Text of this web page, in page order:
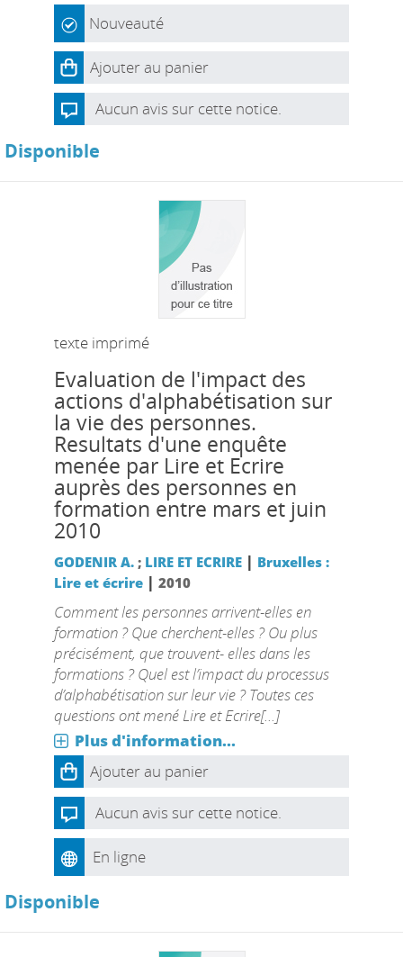
Nouveauté
Ajouter au panier
Aucun avis sur cette notice.
Disponible
texte imprimé
Evaluation de l'impact des
actions d'alphabétisation sur
la vie des personnes.
Resultats d'une enquête
menée par Lire et Ecrire
auprès des personnes en
formation entre mars et juin
2010
GODENIR A.; LIRE ET ECRIRE | Bruxelles :
Lire et écrire| 2010
Comment les personnes arrivent-elles en
formation ? Que cherchent-elles ? Ou plus
précisément, que trouvent- elles dans les
formations ? Quel est l’impact du processus
d’alphabétisation sur leur vie ? Toutes ces
questions ont mené Lire et Ecrire[...]
Plus d'information...
Ajouter au panier
Aucun avis sur cette notice.
En ligne
Disponible